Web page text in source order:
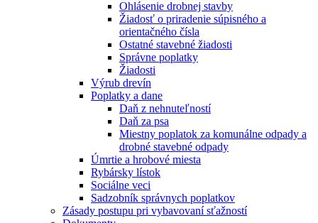
Ohlásenie drobnej stavby
Žiadosť o priradenie súpisného a
orientačného čísla
Ostatné stavebné žiadosti
Správne poplatky
Žiadosti
Výrub drevín
Poplatky a dane
Daň z nehnuteľností
Daň za psa
Miestny poplatok za komunálne odpady a
drobné stavebné odpady
Úmrtie a hrobové miesta
Rybársky lístok
Sociálne veci
Sadzobník správnych poplatkov
Zásady postupu pri vybavovaní sťažností